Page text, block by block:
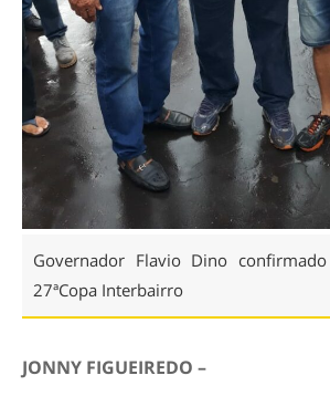
Governador Flavio Dino
27ªCopa Interbairro
JONNY FIGUEIREDO –